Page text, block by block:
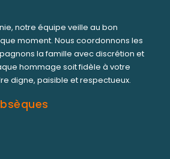
notre équipe veille au bon
moment. Nous coordonnons les
la famille avec discrétion et
hommage soit fidèle à votre
digne, paisible et respectueux.